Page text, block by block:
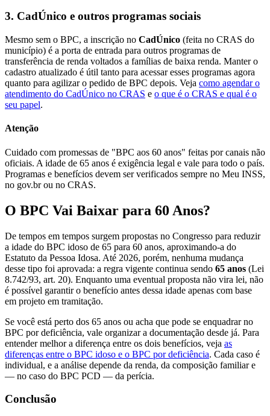
3. CadÚnico e outros programas sociais
Mesmo sem o BPC, a inscrição no CadÚnico (feita no CRAS do
município) é a porta de entrada para outros programas de
transferência de renda voltados a famílias de baixa renda. Manter o
cadastro atualizado é útil tanto para acessar esses programas agora
quanto para agilizar o pedido de BPC depois. Veja como agendar o
atendimento do CadÚnico no CRAS e o que é o CRAS e qual é o
seu papel.
Atenção
Cuidado com promessas de "BPC aos 60 anos" feitas por canais não
oficiais. A idade de 65 anos é exigência legal e vale para todo o país.
Programas e benefícios devem ser verificados sempre no Meu INSS,
no gov.br ou no CRAS.
O BPC Vai Baixar para 60 Anos?
De tempos em tempos surgem propostas no Congresso para reduzir
a idade do BPC idoso de 65 para 60 anos, aproximando-a do
Estatuto da Pessoa Idosa. Até 2026, porém, nenhuma mudança
desse tipo foi aprovada: a regra vigente continua sendo 65 anos (Lei
8.742/93, art. 20). Enquanto uma eventual proposta não vira lei, não
é possível garantir o benefício antes dessa idade apenas com base
em projeto em tramitação.
Se você está perto dos 65 anos ou acha que pode se enquadrar no
BPC por deficiência, vale organizar a documentação desde já. Para
entender melhor a diferença entre os dois benefícios, veja as
diferenças entre o BPC idoso e o BPC por deficiência. Cada caso é
individual, e a análise depende da renda, da composição familiar e
— no caso do BPC PCD — da perícia.
Conclusão